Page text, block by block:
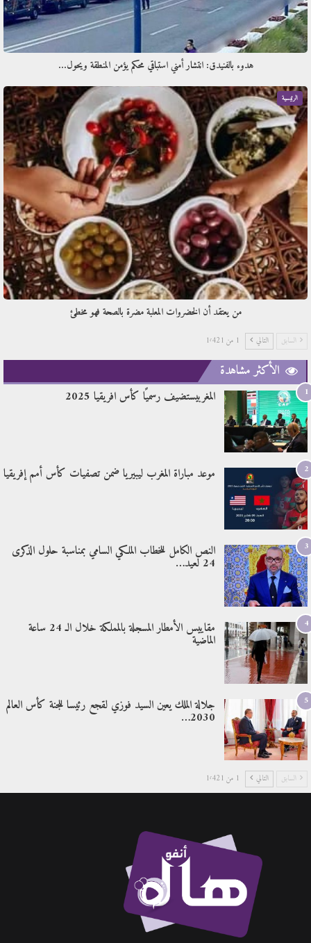
هدوء بالفنيدق: انتشار أمني استباقي محكم يؤمن المنطقة ويحول…
الرئيسية
من يعتقد أن الخضروات المعلبة مضرة بالصحة فهو مخطئ
السابق التالي 1 من 1٬421
الأكثر مشاهدة
1 المغربيستضيف رسميًا كأس افريقيا 2025
2 موعد مباراة المغرب ليبيريا ضمن تصفيات كأس أمم إفريقيا
3 النص الكامل للخطاب الملكي السامي بمناسبة حلول الذكرى
24 لعيد…
4 مقاييس الأمطار المسجلة بالمملكة خلال الـ 24 ساعة
الماضية
5 جلالة الملك يعين السيد فوزي لقجع رئيسا للجنة كأس العالم
2030…
السابق التالي 1 من 1٬421